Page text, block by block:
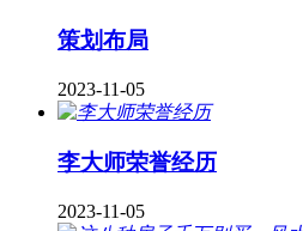
策划布局
2023-11-05
李大师荣誉经历
2023-11-05